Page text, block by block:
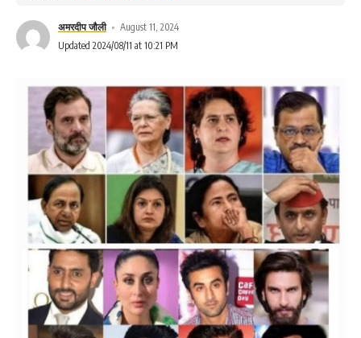
अमरदीप जौली
August 11, 2024
Updated 2024/08/11 at 10:21 PM